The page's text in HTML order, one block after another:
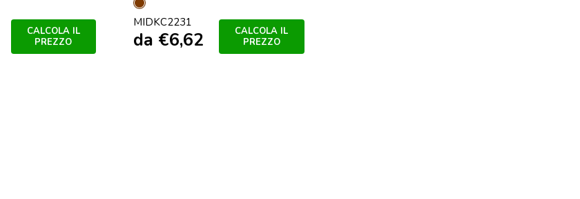
CALCOLA IL
PREZZO
Marrone
MIDKC2231
da €6,62
CALCOLA IL
PREZZO